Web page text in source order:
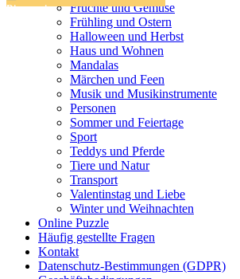
Dinosaurier
Früchte und Gemüse
Frühling und Ostern
Halloween und Herbst
Haus und Wohnen
Märchen und Feen
Musik und Musikinstrumente
Personen
Sommer und Feiertage
Sport
Früchte und Gemüse
Frühling und Ostern
Halloween und Herbst
Haus und Wohnen
Mandalas
Märchen und Feen
Musik und Musikinstrumente
Personen
Sommer und Feiertage
Sport
Teddys und Pferde
Tiere und Natur
Transport
Valentinstag und Liebe
Winter und Weihnachten
Online Puzzle
Häufig gestellte Fragen
Kontakt
Datenschutz-Bestimmungen (GDPR)